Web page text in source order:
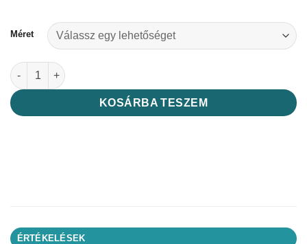
Méret
GerincÉden Állítható Tartásjavító Hátkorrektor Pro mennyiség
KOSÁRBA TESZEM
ÉRTÉKELÉSEK